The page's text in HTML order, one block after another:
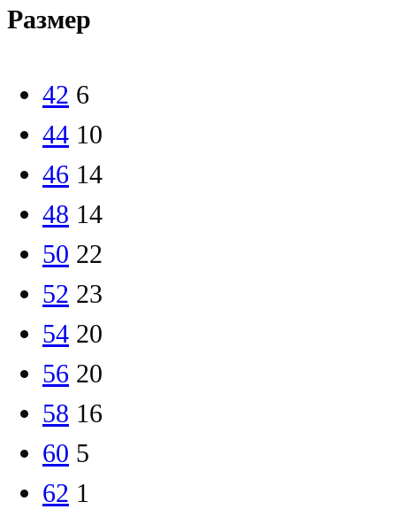
Размер
42 6
44 10
46 14
48 14
50 22
52 23
54 20
56 20
58 16
60 5
62 1